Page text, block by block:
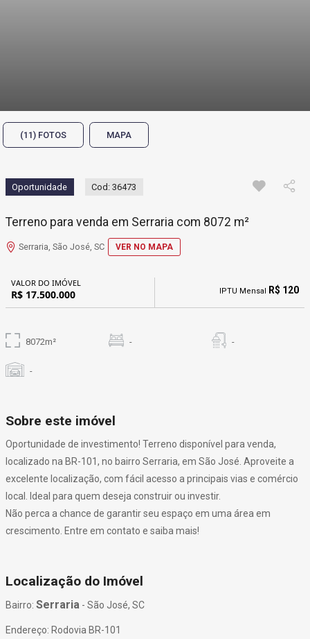
(11) FOTOS MAPA
Oportunidade Cod: 36473
Terreno para venda em Serraria com 8072 m²
Serraria, São José, SC VER NO MAPA
VALOR DO IMÓVEL
R$ 17.500.000 IPTU Mensal R$ 120
8072m² - -
-
Sobre este imóvel
Oportunidade de investimento! Terreno disponível para venda,
localizado na BR-101, no bairro Serraria, em São José. Aproveite a
excelente localização, com fácil acesso a principais vias e comércio
local. Ideal para quem deseja construir ou investir.
Não perca a chance de garantir seu espaço em uma área em
crescimento. Entre em contato e saiba mais!
Localização do Imóvel
Bairro: Serraria - São José, SC
Endereço: Rodovia BR-101